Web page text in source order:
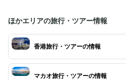
ほかエリアの旅行・ツアー情報
香港旅行・ツアーの情報
マカオ旅行・ツアーの情報